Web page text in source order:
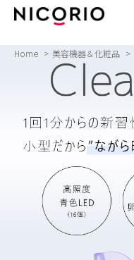
Home 美容機器＆化粧品